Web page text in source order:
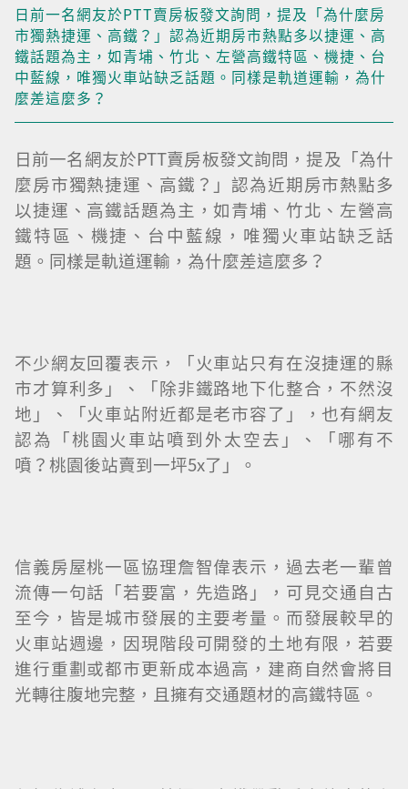
日前一名網友於PTT賣房板發文詢問，提及「為什麼房
市獨熱捷運、高鐵？」認為近期房市熱點多以捷運、高
鐵話題為主，如青埔、竹北、左營高鐵特區、機捷、台
中藍線，唯獨火車站缺乏話題。同樣是軌道運輸，為什
麼差這麼多？
日前一名網友於PTT賣房板發文詢問，提及「為什
麼房市獨熱捷運、高鐵？」認為近期房市熱點多
以捷運、高鐵話題為主，如青埔、竹北、左營高
鐵特區、機捷、台中藍線，唯獨火車站缺乏話
題。同樣是軌道運輸，為什麼差這麼多？
不少網友回覆表示，「火車站只有在沒捷運的縣
市才算利多」、「除非鐵路地下化整合，不然沒
地」、「火車站附近都是老市容了」，也有網友
認為「桃園火車站噴到外太空去」、「哪有不
噴？桃園後站賣到一坪5x了」。
信義房屋桃一區協理詹智偉表示，過去老一輩曾
流傳一句話「若要富，先造路」，可見交通自古
至今，皆是城市發展的主要考量。而發展較早的
火車站週邊，因現階段可開發的土地有限，若要
進行重劃或都市更新成本過高，建商自然會將目
光轉往腹地完整，且擁有交通題材的高鐵特區。